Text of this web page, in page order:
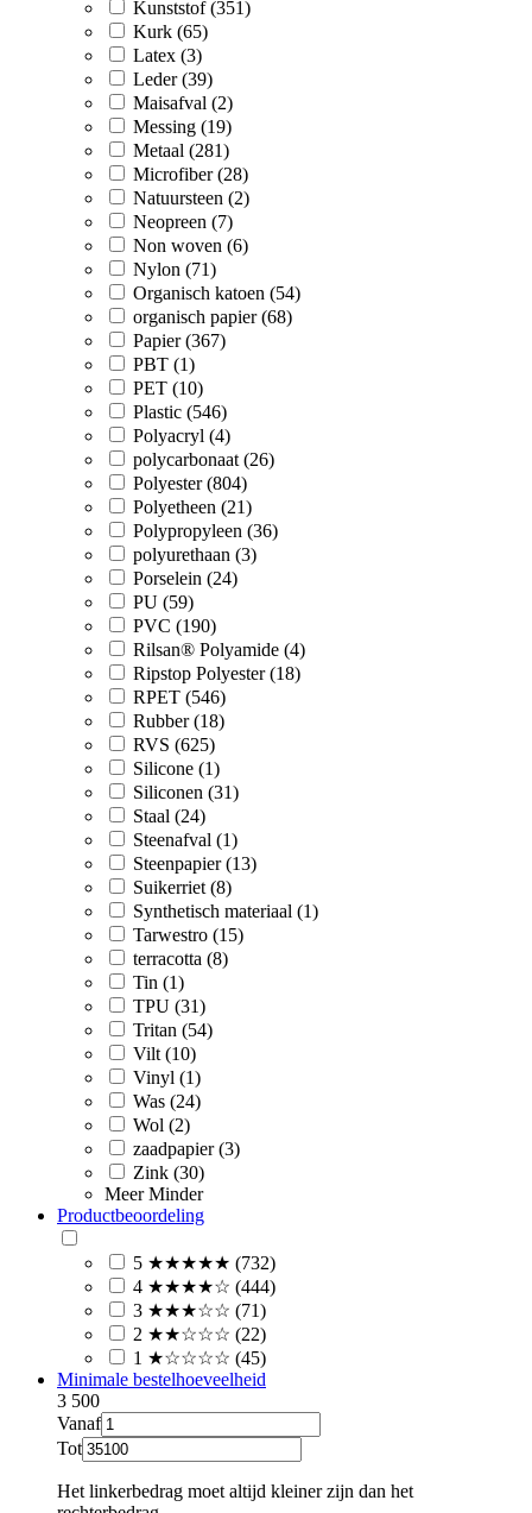
Kunststof (351)
Kurk (65)
Latex (3)
Leder (39)
Maisafval (2)
Messing (19)
Metaal (281)
Microfiber (28)
Natuursteen (2)
Neopreen (7)
Non woven (6)
Nylon (71)
Organisch katoen (54)
organisch papier (68)
Papier (367)
PBT (1)
PET (10)
Plastic (546)
Polyacryl (4)
polycarbonaat (26)
Polyester (804)
Polyetheen (21)
Polypropyleen (36)
polyurethaan (3)
Porselein (24)
PU (59)
PVC (190)
Rilsan® Polyamide (4)
Ripstop Polyester (18)
RPET (546)
Rubber (18)
RVS (625)
Silicone (1)
Siliconen (31)
Staal (24)
Steenafval (1)
Steenpapier (13)
Suikerriet (8)
Synthetisch materiaal (1)
Tarwestro (15)
terracotta (8)
Tin (1)
TPU (31)
Tritan (54)
Vilt (10)
Vinyl (1)
Was (24)
Wol (2)
zaadpapier (3)
Zink (30)
Meer Minder
Productbeoordeling
5 ★★★★★ (732)
4 ★★★★☆ (444)
3 ★★★☆☆ (71)
2 ★★☆☆☆ (22)
1 ★☆☆☆☆ (45)
Minimale bestelhoeveelheid
3 500
Vanaf
Tot
Het linkerbedrag moet altijd kleiner zijn dan het